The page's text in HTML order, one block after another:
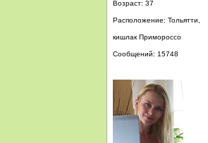
Возраст: 37
Расположение: Тольятти,
кишлак Примороссо
Сообщений: 15748